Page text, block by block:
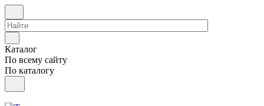
Каталог
По всему сайту
По каталогу